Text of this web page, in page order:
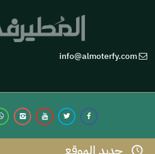
info@almoterfy.com
جديد الموقع
عام / صدور أمر سامٍ بالموافقة
مجالس مناطق المملكة الـ(13)